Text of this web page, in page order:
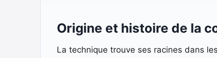
Origine et histoire de la
La technique trouve ses racines dans